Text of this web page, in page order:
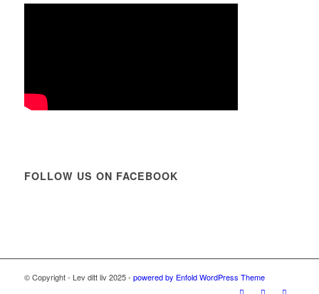
FOLLOW US ON FACEBOOK
© Copyright - Lev ditt liv 2025 - powered by Enfold WordPress Theme